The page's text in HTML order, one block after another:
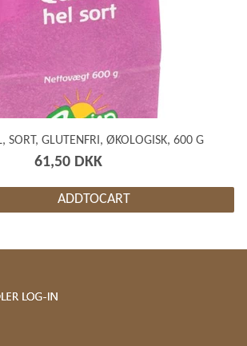
SORT, GLUTENFRI, ØKOLOGISK, 600 G
61,50 DKK
ADDTOCART